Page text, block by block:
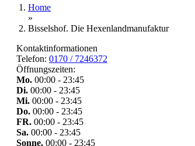
Home
»
Bisselshof. Die Hexenlandmanufaktur
Kontaktinformationen
Telefon: 0170 / 7246372
Öffnungszeiten:
Mo. 00:00 - 23:45
Di. 00:00 - 23:45
Mi. 00:00 - 23:45
Do. 00:00 - 23:45
FR. 00:00 - 23:45
Sa. 00:00 - 23:45
Sonne. 00:00 - 23:45